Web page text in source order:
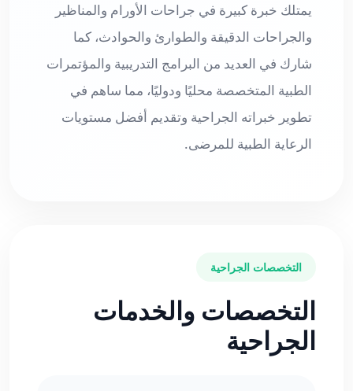
يمتلك خبرة كبيرة في جراحات الأورام والمناظير
والجراحات الدقيقة والطوارئ والحوادث، كما
شارك في العديد من البرامج التدريبية والمؤتمرات
الطبية المتخصصة محليًا ودوليًا، مما ساهم في
تطوير خبراته الجراحية وتقديم أفضل مستويات
الرعاية الطبية للمرضى.
التخصصات الجراحية
التخصصات والخدمات
الجراحية